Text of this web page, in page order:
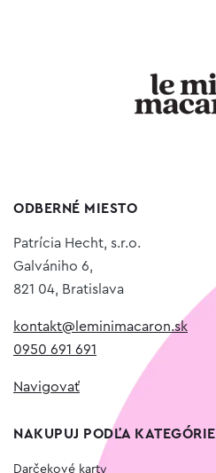
ODBERNÉ MIESTO
Patrícia Hecht, s.r.o.
Galvániho 6,
821 04, Bratislava
kontakt@leminimacaron.sk
0950 691 691
Navigovať
NAKUPUJ PODĽA KATEGÓRIE
Darčekové karty